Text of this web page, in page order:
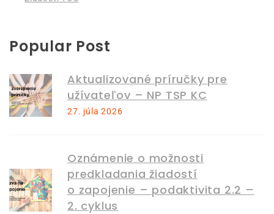
Popular Post
Aktualizované príručky pre
užívateľov – NP TSP KC
27. júla 2026
Oznámenie o možnosti
predkladania žiadostí
o zapojenie – podaktivita 2.2 –
2. cyklus